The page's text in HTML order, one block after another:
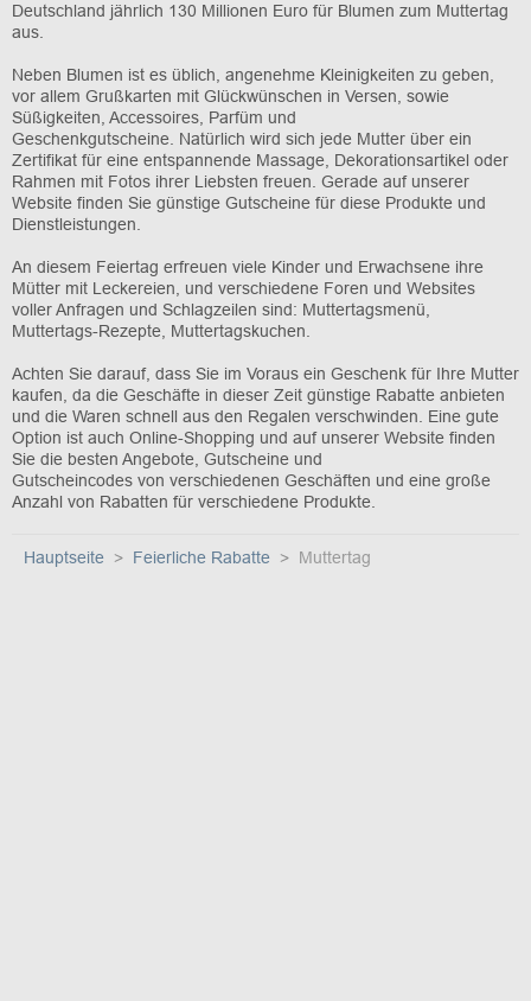
Deutschland jährlich 130 Millionen Euro für Blumen zum Muttertag
aus.
Neben Blumen ist es üblich, angenehme Kleinigkeiten zu geben,
vor allem Grußkarten mit Glückwünschen in Versen, sowie
Süßigkeiten, Accessoires, Parfüm und
Geschenkgutscheine. Natürlich wird sich jede Mutter über ein
Zertifikat für eine entspannende Massage, Dekorationsartikel oder
Rahmen mit Fotos ihrer Liebsten freuen. Gerade auf unserer
Website finden Sie günstige Gutscheine für diese Produkte und
Dienstleistungen.
An diesem Feiertag erfreuen viele Kinder und Erwachsene ihre
Mütter mit Leckereien, und verschiedene Foren und Websites
voller Anfragen und Schlagzeilen sind: Muttertagsmenü,
Muttertags-Rezepte, Muttertagskuchen.
Achten Sie darauf, dass Sie im Voraus ein Geschenk für Ihre Mutter
kaufen, da die Geschäfte in dieser Zeit günstige Rabatte anbieten
und die Waren schnell aus den Regalen verschwinden. Eine gute
Option ist auch Online-Shopping und auf unserer Website finden
Sie die besten Angebote, Gutscheine und
Gutscheincodes von verschiedenen Geschäften und eine große
Anzahl von Rabatten für verschiedene Produkte.
Hauptseite Feierliche Rabatte Muttertag